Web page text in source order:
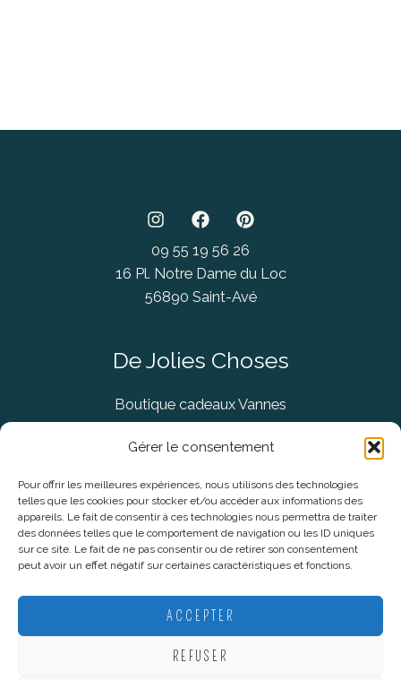
Gérer le consentement
Pour offrir les meilleures expériences, nous utilisons des technologies
telles que les cookies pour stocker et/ou accéder aux informations des
appareils. Le fait de consentir à ces technologies nous permettra de traiter
des données telles que le comportement de navigation ou les ID uniques
sur ce site. Le fait de ne pas consentir ou de retirer son consentement
peut avoir un effet négatif sur certaines caractéristiques et fonctions.
ACCEPTER
REFUSER
09 55 19 56 26
16 Pl. Notre Dame du Loc
56890 Saint-Avé
De Jolies Choses
Boutique cadeaux Vannes
Concept Store Vannes
Informations légales
CGV
Politique De Confidentialité
Plan du site